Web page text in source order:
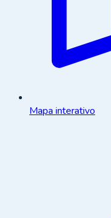
Mapa interativo